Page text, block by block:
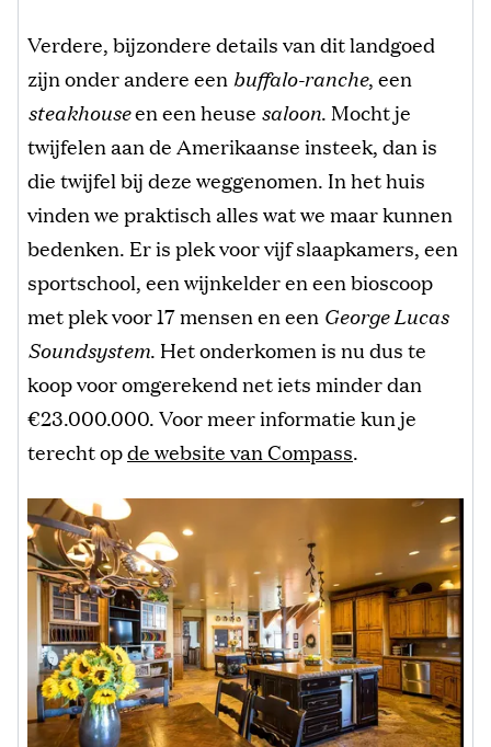
Verdere, bijzondere details van dit landgoed
zijn onder andere een buffalo-ranche, een
steakhouseen een heuse saloon. Mocht je
twijfelen aan de Amerikaanse insteek, dan is
die twijfel bij deze weggenomen. In het huis
vinden we praktisch alles wat we maar kunnen
bedenken. Er is plek voor vijf slaapkamers, een
sportschool, een wijnkelder en een bioscoop
met plek voor 17 mensen en een George Lucas
Soundsystem. Het onderkomen is nu dus te
koop voor omgerekend net iets minder dan
€23.000.000. Voor meer informatie kun je
terecht opde website van Compass.